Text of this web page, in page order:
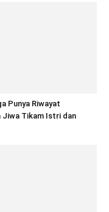
Punya Riwayat
Jiwa Tikam Istri dan